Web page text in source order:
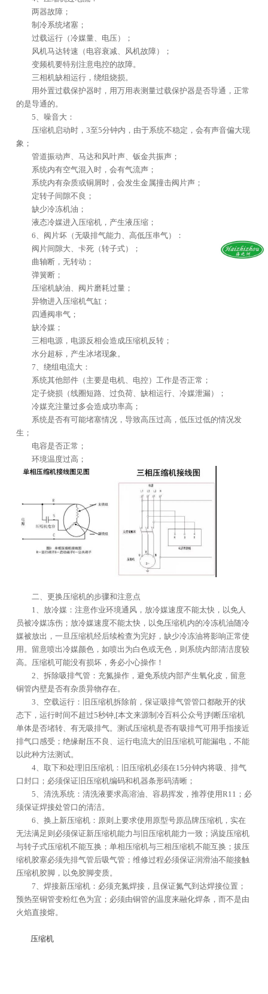
两器故障；
制冷系统堵塞；
过载运行（冷媒量、电压）；
风机马达转速（电容衰减、风机故障）；
变频机要特别注意电控的故障。
三相机缺相运行，绕组烧损。
用外置过载保护器时，用万用表测量过载保护器是否导通，正常
的是导通的。
5、噪音大：
压缩机启动时，3至5分钟内，由于系统不稳定，会有声音偏大现
象；
管道振动声、马达和风叶声、钣金共振声；
系统内有空气混入时，会有气流声；
系统内有杂质或铜屑时，会发生金属撞击阀片声；
定转子间隙不良；
缺少冷冻机油；
液态冷媒进入压缩机，产生液压缩；
6、阀片坏（无吸排气能力、高低压串气）：
阀片间隙大、卡死（转子式）；
曲轴断，无转动；
弹簧断；
压缩机缺油、阀片磨耗过量；
异物进入压缩机气缸；
四通阀串气；
缺冷媒；
三相电源，电源反相会造成压缩机反转；
水分超标，产生冰堵现象。
7、绕组电流大：
系统其他部件（主要是电机、电控）工作是否正常；
定子烧损（线圈短路、过负荷、缺相运行、冷媒泄漏）；
冷媒充注量过多会造成功率高；
系统是否有可能堵塞情况，导致高压过高，低压过低的情况发
生；
电容是否正常；
环境温度过高；
二、更换压缩机的步骤和注意点
1、放冷媒：注意作业环境通风，放冷媒速度不能太快，以免人
员被冷媒冻伤；放冷媒速度不能太快，以免压缩机内的冷冻机油随冷
媒被放出，一旦压缩机经后续检查为完好，缺少冷冻油将影响正常使
用。留意喷出冷媒颜色，如喷出为白色或无色，则系统内部清洁度较
高。压缩机可能没有损坏，务必小心操作！
2、拆除吸排气管：充氮操作，避免系统内部产生氧化皮，留意
铜管内壁是否有杂质异物存在。
3、空载运行：旧压缩机拆除前，保证吸排气管管口都敞开的状
态下，运行时间不超过5秒钟,[本文来源制冷百科公众号]判断压缩机
单体是否堵转、有无吸排气。测试压缩机是否有吸排气可用手指接近
排气口感受；绝缘耐压不良、运行电流大的旧压缩机可能漏电，不能
以此种方法测试。
4、取下和处理旧压缩机：旧压缩机必须在15分钟内将吸、排气
口封口；必须保证旧压缩机编码和机器条形码清晰；
5、清洗系统：清洗液要求高溶油、容易挥发，推荐使用R11；必
须保证焊接处管口的清洁。
6、换上新压缩机：原则上要求使用原型号原品牌压缩机，实在
无法满足则必须保证新压缩机能力与旧压缩机能力一致；涡旋压缩机
与转子式压缩机不能互换；单相压缩机与三相压缩机不能互换；拔压
缩机胶塞必须先排气管后吸气管；维修过程必须保证润滑油不能接触
压缩机胶脚，以免胶脚变质。
7、焊接新压缩机：必须充氮焊接，且保证氮气到达焊接位置；
预热至铜管变粉红色为宜；必须由铜管的温度来融化焊条，而不是由
火焰直接熔。
压缩机